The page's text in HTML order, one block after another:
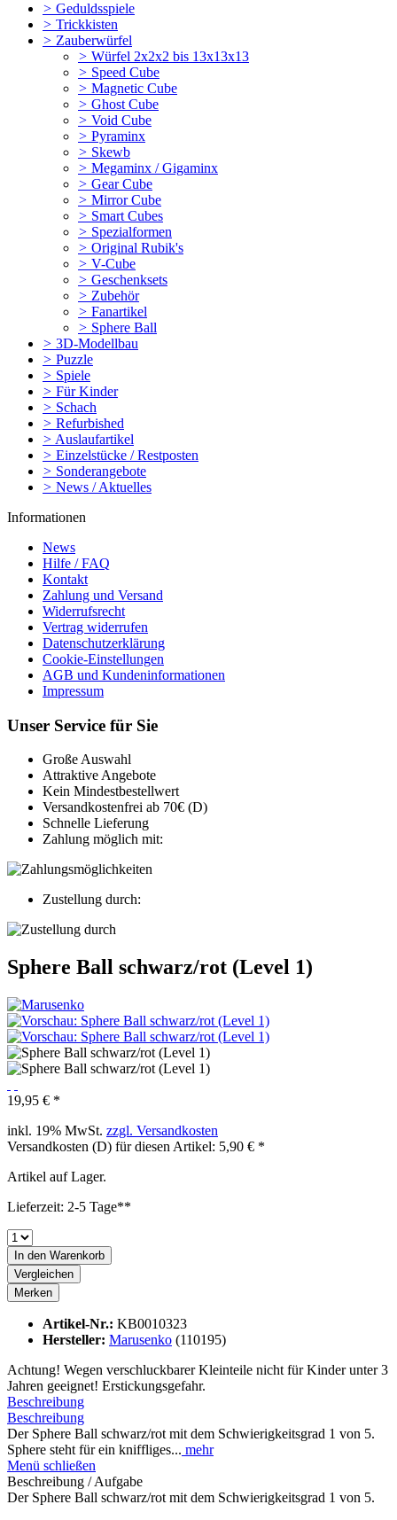
> Geduldsspiele
> Trickkisten
> Zauberwürfel
> Würfel 2x2x2 bis 13x13x13
> Speed Cube
> Magnetic Cube
> Ghost Cube
> Void Cube
> Pyraminx
> Skewb
> Megaminx / Gigaminx
> Gear Cube
> Mirror Cube
> Smart Cubes
> Spezialformen
> Original Rubik's
> V-Cube
> Geschenksets
> Zubehör
> Fanartikel
> Sphere Ball
> 3D-Modellbau
> Puzzle
> Spiele
> Für Kinder
> Schach
> Refurbished
> Auslaufartikel
> Einzelstücke / Restposten
> Sonderangebote
> News / Aktuelles
Informationen
News
Hilfe / FAQ
Kontakt
Zahlung und Versand
Widerrufsrecht
Vertrag widerrufen
Datenschutzerklärung
Cookie-Einstellungen
AGB und Kundeninformationen
Impressum
Unser Service für Sie
Große Auswahl
Attraktive Angebote
Kein Mindestbestellwert
Versandkostenfrei ab 70€ (D)
Schnelle Lieferung
Zahlung möglich mit:
Zustellung durch:
Sphere Ball schwarz/rot (Level 1)
19,95 € *
inkl. 19% MwSt. zzgl. Versandkosten
Versandkosten (D) für diesen Artikel: 5,90 € *
Artikel auf Lager.
Lieferzeit: 2-5 Tage**
In den Warenkorb
Vergleichen
Merken
Artikel-Nr.: KB0010323
Hersteller: Marusenko (110195)
Achtung! Wegen verschluckbarer Kleinteile nicht für Kinder unter 3
Jahren geeignet! Erstickungsgefahr.
Beschreibung
Beschreibung
Der Sphere Ball schwarz/rot mit dem Schwierigkeitsgrad 1 von 5.
Sphere steht für ein kniffliges... mehr
Menü schließen
Beschreibung / Aufgabe
Der Sphere Ball schwarz/rot mit dem Schwierigkeitsgrad 1 von 5.